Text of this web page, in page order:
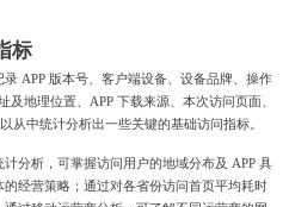
标
APP 版本号、客户端设备、设备品牌、操作
地理位置、APP 下载来源、本次访问页面、
从中统计分析出一些关键的基础访问指标。
分析，可掌握访问用户的地域分布及 APP 具
经营策略；通过对各省份访问首页平均耗时